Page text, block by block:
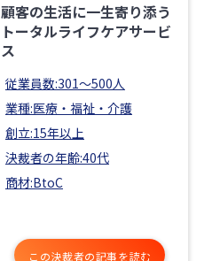
顧客の生活に一生寄り添う
トータルライフケアサービ
ス
従業員数:301〜500人
業種:医療・福祉・介護
創立:15年以上
決裁者の年齢:40代
商材:BtoC
この決裁者の記事を読む